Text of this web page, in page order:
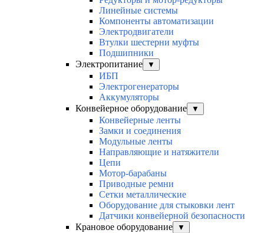
Линейные системы
Компоненты автоматизации
Электродвигатели
Втулки шестерни муфты
Подшипники
Электропитание
▼
ИБП
Электрогенераторы
Аккумуляторы
Конвейерное оборудование
▼
Конвейерные ленты
Замки и соединения
Модульные ленты
Направляющие и натяжители
Цепи
Мотор-барабаны
Приводные ремни
Сетки металлические
Оборудование для стыковки лент
Датчики конвейерной безопасности
Крановое оборудование
▼